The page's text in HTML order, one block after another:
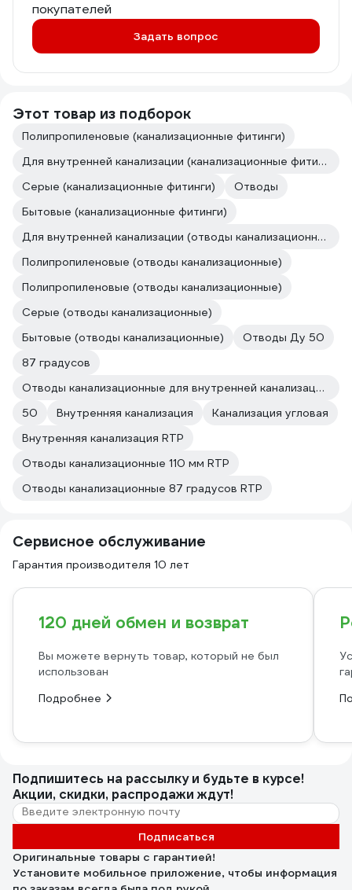
покупателей
Задать вопрос
Этот товар из подборок
Полипропиленовые (канализационные фитинги)
Для внутренней канализации (канализационные фитинги)
Серые (канализационные фитинги)
Отводы
Бытовые (канализационные фитинги)
Для внутренней канализации (отводы канализационные)
Полипропиленовые (отводы канализационные)
Полипропиленовые (отводы канализационные)
Серые (отводы канализационные)
Бытовые (отводы канализационные)
Отводы Ду 50
87 градусов
Отводы канализационные для внутренней канализации RTP
50
Внутренняя канализация
Канализация угловая
Внутренняя канализация RTP
Отводы канализационные 110 мм RTP
Отводы канализационные 87 градусов RTP
Сервисное обслуживание
Гарантия производителя 10 лет
120 дней обмен и возврат
Вы можете вернуть товар, который не был
использован
Подробнее
Подпишитесь на рассылкуи будьте в курсе!
Акции, скидки, распродажи ждут!
Подписаться
Оригинальные товары с гарантией!
Установите мобильное приложение, чтобы информация